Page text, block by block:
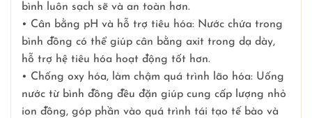
bình luôn sạch sẽ và an toàn hơn.
• Cân bằng pH và hỗ trợ tiêu hóa: Nước chứa trong
bình đồng có thể giúp cân bằng axit trong dạ dày,
hỗ trợ hệ tiêu hóa hoạt động tốt hơn.
• Chống oxy hóa, làm chậm quá trình lão hóa: Uống
nước từ bình đồng đều đặn giúp cung cấp lượng nhỏ
ion đồng, góp phần vào quá trình tái tạo tế bào và